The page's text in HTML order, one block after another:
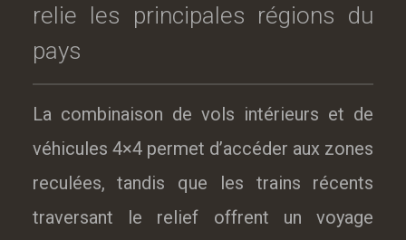
relie les principales régions du
pays
La combinaison de vols intérieurs et de
véhicules 4×4 permet d’accéder aux zones
reculées, tandis que les trains récents
traversant le relief offrent un voyage